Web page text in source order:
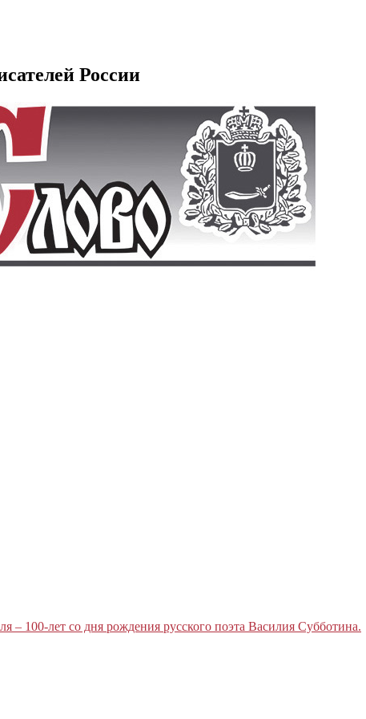
России
– 100-лет со дня рождения русского поэта Василия Субботина.